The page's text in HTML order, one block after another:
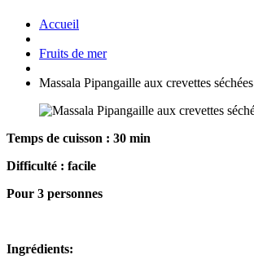
Accueil
Fruits de mer
Massala Pipangaille aux crevettes séchées
Temps de cuisson : 30 min
Difficulté : facile
Pour 3 personnes
Ingrédients: